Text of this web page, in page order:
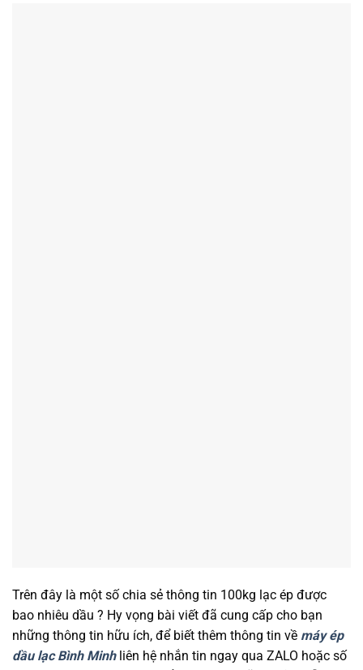
Trên đây là một số chia sẻ thông tin 100kg lạc ép được
bao nhiêu dầu ? Hy vọng bài viết đã cung cấp cho bạn
những thông tin hữu ích, để biết thêm thông tin về máy ép
dầu lạc Bình Minhliên hệ nhắn tin ngay qua ZALO hoặc số